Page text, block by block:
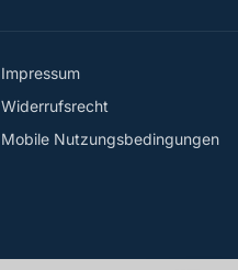
Impressum
Widerrufsrecht
Mobile Nutzungsbedingungen